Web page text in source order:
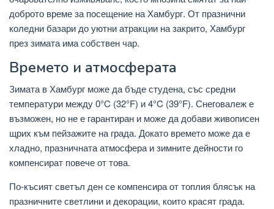
доброто време за посещение на Хамбург. От празнични
коледни базари до уютни атракции на закрито, Хамбург
през зимата има собствен чар.
Времето и атмосферата
Зимата в Хамбург може да бъде студена, със средни
температури между 0°C (32°F) и 4°C (39°F). Снеговалеж е
възможен, но не е гарантиран и може да добави живописен
щрих към пейзажите на града. Докато времето може да е
хладно, празничната атмосфера и зимните дейности го
компенсират повече от това.
По-късият светъл ден се компенсира от топлия блясък на
празничните светлини и декорации, които красят града.